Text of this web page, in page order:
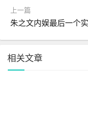
上一篇
相关文章